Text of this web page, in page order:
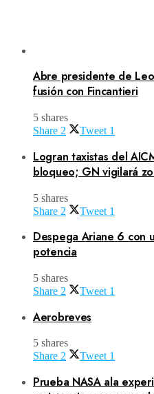
Abre presidente de
fusión con Fincantieri
5 shares
Share 2 Tweet 1
Logran taxistas del
bloqueo; GN vigilará
5 shares
Share 2 Tweet 1
Despega Ariane 6 con
potencia
5 shares
Share 2 Tweet 1
Aerobreves
5 shares
Share 2 Tweet 1
Prueba NASA ala